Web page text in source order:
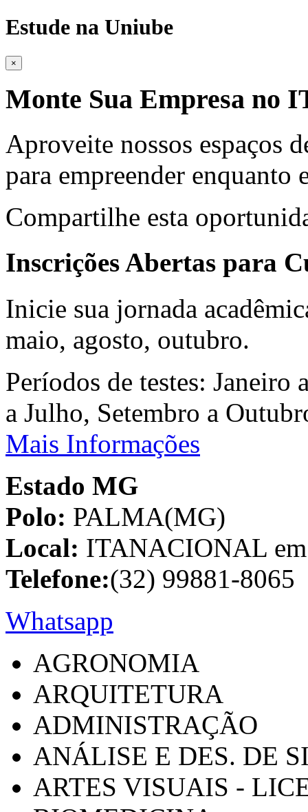
Estude na Uniube
×
Monte Sua Empresa no
Aproveite nossos espaços
para empreender enquanto
Compartilhe esta
Inscrições Abertas para
Inicie sua jornada
maio, agosto, outubro.
Períodos de testes:
a Julho, Setembro a
Mais Informações
Estado MG
Polo: PALMA(MG)
Local: ITANACIONAL
Telefone:(32) 99881-8065
Whatsapp
AGRONOMIA
ARQUITETURA
ADMINISTRAÇÃO
ANÁLISE E DES. DE
ARTES VISUAIS -